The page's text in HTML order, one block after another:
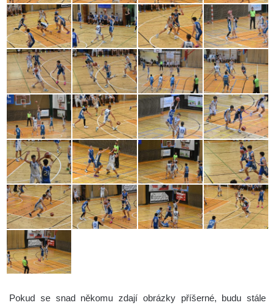
Pokud se snad někomu zdají obrázky příšerné, budu stále